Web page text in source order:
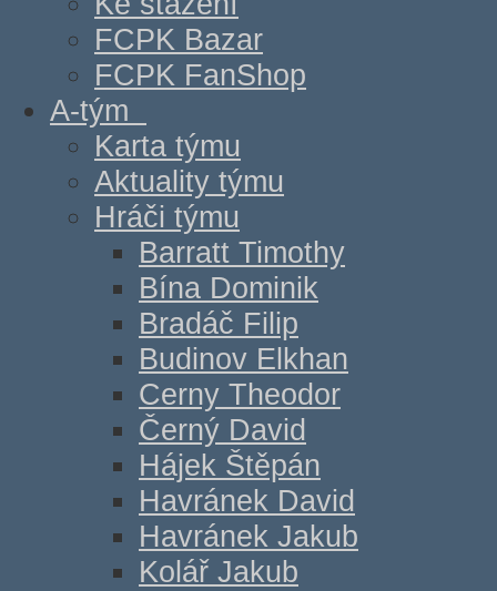
FCPK Bazar
FCPK FanShop
A-tým
Karta týmu
Aktuality týmu
Hráči týmu
Barratt Timothy
Bína Dominik
Bradáč Filip
Budinov Elkhan
Cerny Theodor
Černý David
Hájek Štěpán
Havránek David
Havránek Jakub
Kolář Jakub